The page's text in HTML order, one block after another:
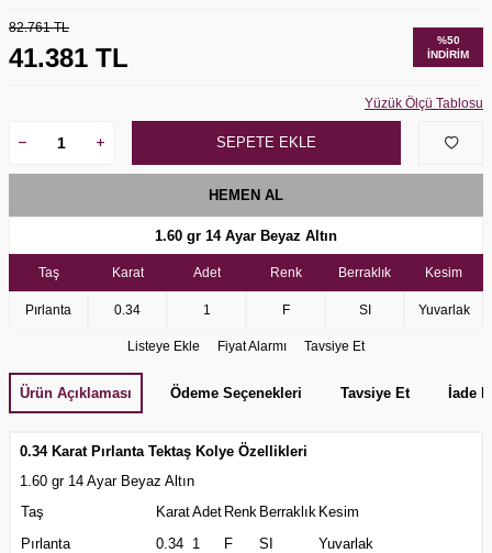
82.761TL
41.381 TL
%50
İNDIRIM
Yüzük Ölçü Tablosu
SEPETE EKLE
HEMEN AL
1.60 gr 14 Ayar Beyaz Altın
Taş
Pırlanta
Karat
0.34
Adet
1
Renk
F
Berraklık
SI
Kesim
Yuvarlak
Listeye Ekle Fiyat Alarmı Tavsiye Et
Ürün Açıklaması Ödeme Seçenekleri Tavsiye Et İade
0.34 Karat Pırlanta Tektaş Kolye Özellikleri
1.60 gr 14 Ayar Beyaz Altın
Taş
KaratAdet Renk Berraklık Kesim
Pırlanta
0.34 1 F SI
Yuvarlak